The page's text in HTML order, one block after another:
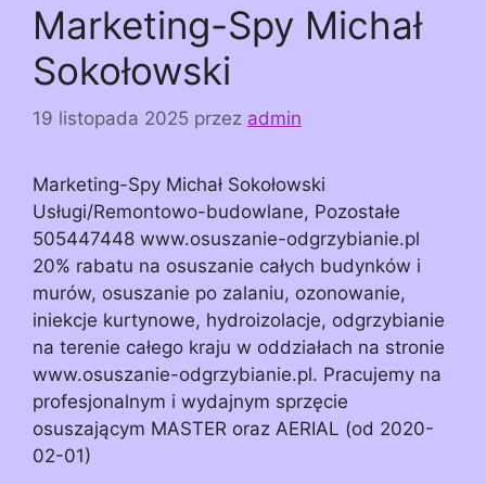
Marketing-Spy Michał
Sokołowski
19 listopada 2025 przez admin
Marketing-Spy Michał Sokołowski
Usługi/Remontowo-budowlane, Pozostałe
505447448 www.osuszanie-odgrzybianie.pl
20% rabatu na osuszanie całych budynków i
murów, osuszanie po zalaniu, ozonowanie,
iniekcje kurtynowe, hydroizolacje, odgrzybianie
na terenie całego kraju w oddziałach na stronie
www.osuszanie-odgrzybianie.pl. Pracujemy na
profesjonalnym i wydajnym sprzęcie
osuszającym MASTER oraz AERIAL (od 2020-
02-01)